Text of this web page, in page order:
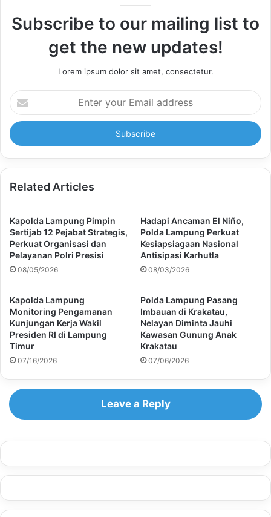
Subscribe to our mailing list to
get the new updates!
Lorem ipsum dolor sit amet, consectetur.
Enter
your
Email
address
Related Articles
Kapolda Lampung Pimpin
Sertijab 12 Pejabat Strategis,
Perkuat Organisasi dan
Pelayanan Polri Presisi
08/05/2026
Hadapi Ancaman El Niño,
Polda Lampung Perkuat
Kesiapsiagaan Nasional
Antisipasi Karhutla
08/03/2026
Kapolda Lampung
Monitoring Pengamanan
Kunjungan Kerja Wakil
Presiden RI di Lampung
Timur
07/16/2026
Polda Lampung Pasang
Imbauan di Krakatau,
Nelayan Diminta Jauhi
Kawasan Gunung Anak
Krakatau
07/06/2026
Leave a Reply